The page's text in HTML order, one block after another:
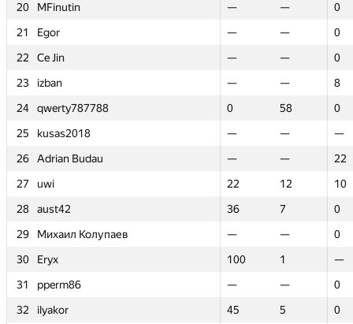
20
MFinutin — —
0
21
Egor — —
0
22
Ce Jin — —
0
23
izban — —
8
24
qwerty787788 0 58
0
25
kusas2018 — —
—
26
Adrian Budau — —
22
27
uwi 22 12
10
28
aust42 36 7
0
29
Михаил Колупаев — —
0
30
Eryx 100 1
—
31
pperm86 — —
0
32
ilyakor 45 5
0
20
MFinutin — —
0
21
Egor — —
0
22
Ce Jin — —
0
23
izban — —
8
24
qwerty787788 0 58
0
25
kusas2018 — —
—
26
Adrian Budau — —
22
27
uwi 22 12
10
28
aust42 36 7
0
29
Михаил Колупаев — —
0
30
Eryx 100 1
—
31
pperm86 — —
0
32
ilyakor 45 5
0